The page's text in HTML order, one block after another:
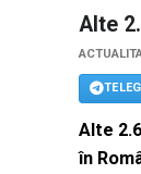
Alte
Alte
în